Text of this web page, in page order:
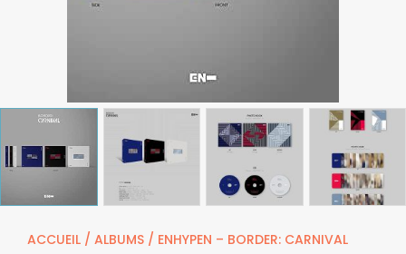
ACCUEIL / ALBUMS / ENHYPEN – BORDER: CARNIVAL